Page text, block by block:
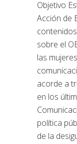
Objetivo
Acción de
sobre el
las
acorde a
en los
política
de la